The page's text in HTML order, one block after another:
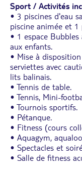
Sport / Activités
• 3 piscines d'eau
piscine animée et
• 1 espace
aux enfants.
• Mise à
serviettes avec
lits balinais.
• Tennis de table.
• Tennis, Mini-
• Tournois sportifs.
• Pétanque.
• Fitness (cours
• Aquagym,
• Spectacles et
• Salle de fitness